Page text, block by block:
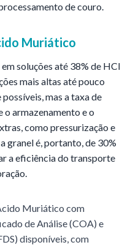
de couro.
Muriático
soluções até 38% de HCl
mais altas até pouco
mas a taxa de
o armazenamento e o
como pressurização e
granel é, portanto, de 30%
a eficiência do transporte
Muriático com
de Análise (COA) e
disponíveis, com